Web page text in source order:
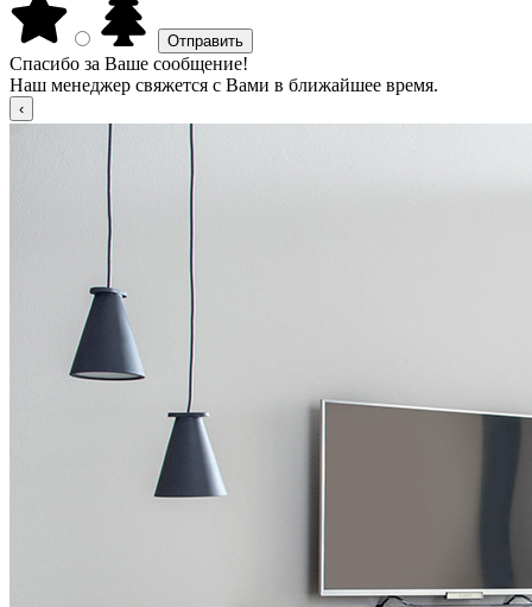
Спасибо за Ваше сообщение!
Наш менеджер свяжется с Вами в ближайшее время.